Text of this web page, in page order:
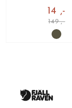
14 ,-
149 ,-